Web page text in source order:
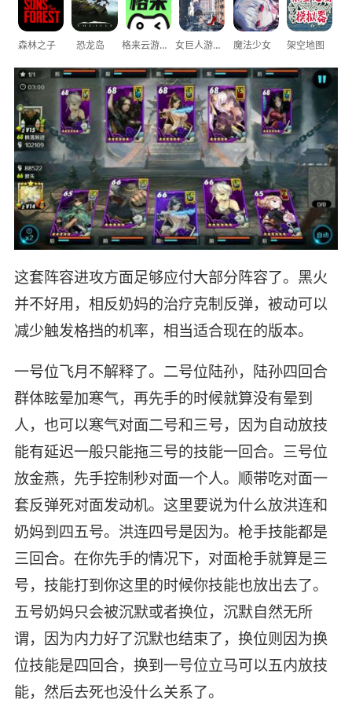
森林之子 恐龙岛 格来云游戏 女巨人游乐场 魔法少女 架空地图
这套阵容进攻方面足够应付大部分阵容了。黑火
并不好用，相反奶妈的治疗克制反弹，被动可以
减少触发格挡的机率，相当适合现在的版本。
一号位飞月不解释了。二号位陆孙，陆孙四回合
群体眩晕加寒气，再先手的时候就算没有晕到
人，也可以寒气对面二号和三号，因为自动放技
能有延迟一般只能拖三号的技能一回合。三号位
放金燕，先手控制秒对面一个人。顺带吃对面一
套反弹死对面发动机。这里要说为什么放洪连和
奶妈到四五号。洪连四号是因为。枪手技能都是
三回合。在你先手的情况下，对面枪手就算是三
号，技能打到你这里的时候你技能也放出去了。
五号奶妈只会被沉默或者换位，沉默自然无所
谓，因为内力好了沉默也结束了，换位则因为换
位技能是四回合，换到一号位立马可以五内放技
能，然后去死也没什么关系了。